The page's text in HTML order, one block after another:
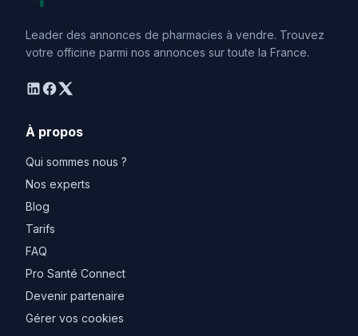
Leader des annonces de pharmacies à vendre. Trouvez
votre officine parmi nos annonces sur toute la France.
linkedin
facebook
twitter
À propos
Qui sommes nous ?
Nos experts
Blog
Tarifs
FAQ
Pro Santé Connect
Devenir partenaire
Gérer vos cookies